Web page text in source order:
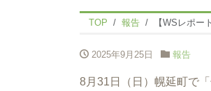
TOP 報告 【WSレポー
2025年9月25日 報告
8月31日（日）幌延町で